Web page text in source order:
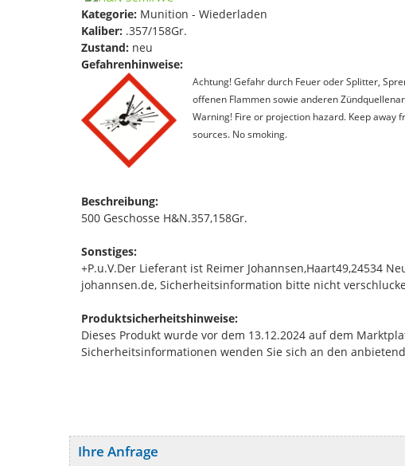
Kategorie: Munition - Wiederladen
Kaliber: .357/158Gr.
Zustand: neu
Gefahrenhinweise:
Achtung! Gefahr durch Feuer oder Splitter,
offenen Flammen sowie anderen
Warning! Fire or projection hazard. Keep away
sources. No smoking.
Beschreibung:
500 Geschosse H&N.357,158Gr.
Sonstiges:
+P.u.V.Der Lieferant ist Reimer Johannsen,Haart49,24534
johannsen.de, Sicherheitsinformation bitte nicht
Produktsicherheitshinweise:
Dieses Produkt wurde vor dem 13.12.2024 auf dem
Sicherheitsinformationen wenden Sie sich an den
Ihre Anfrage